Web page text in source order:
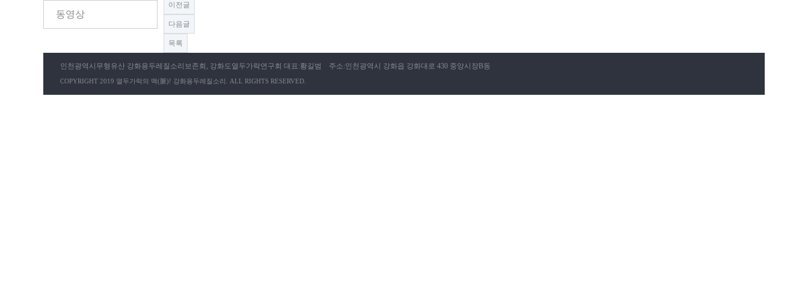
동영상
이전글
다음글
목록
인천광역시무형유산 강화용두레질소리보존회, 강화도열두가락연구회 대표:황길범 주소:인천광역시 강화읍 강화대로 430 중앙시장B동
COPYRIGHT 2019 열두가락의 맥(脈)! 강화용두레질소리. ALL RIGHTS RESERVED.